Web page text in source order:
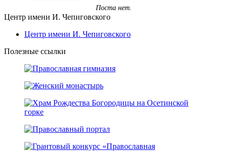
Поста нет.
Центр имени И. Чепиговского
Центр имени И. Чепиговского
Полезные ссылки